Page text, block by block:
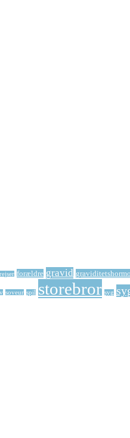
forældre gravid
soveur spil storebror syg